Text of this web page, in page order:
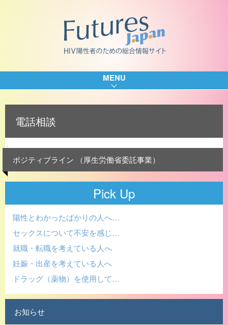
MENU
電話相談
ポジティブライン （厚生労働省委託事業）
Pick Up
陽性とわかったばかりの人へ…
セックスについて不安を感じ…
就職・転職を考えている人へ
妊娠・出産を考えている人へ
ドラッグ（薬物）を使用して…
お知らせ